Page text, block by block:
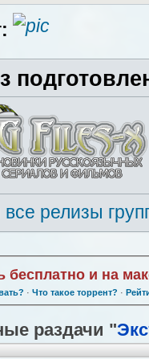
релизы
бесплатно и на
· Что такое торрент? ·
раздачи "